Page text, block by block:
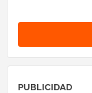
PUBLICIDAD